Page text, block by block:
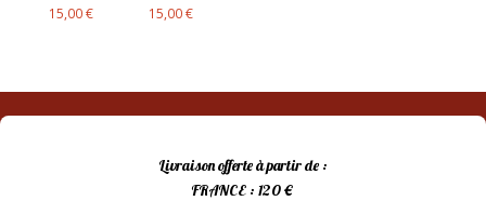
15,00€ 15,00€
Livraison offerte à partir de :
FRANCE : 120 €